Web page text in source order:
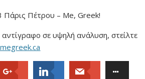
Πέτρου – Me, Greek!
αντίγραφο σε υψηλή ανάλυση, στείλτε